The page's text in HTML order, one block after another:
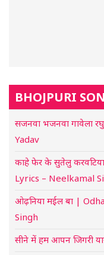
BHOJPURI
सजनवा भजनवा गावेला
Yadav
काहे फेर के सुतेलु
Lyrics – Neelkamal
ओढ़निया मईल बा |
Singh
सीने में हम आपन जिगरी